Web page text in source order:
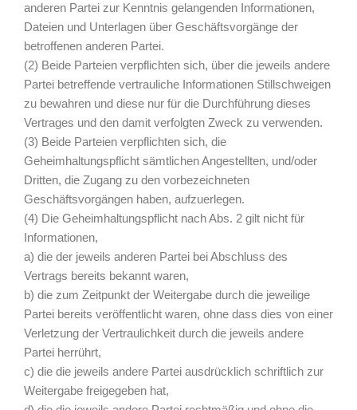
anderen Partei zur Kenntnis gelangenden Informationen,
Dateien und Unterlagen über Geschäftsvorgänge der
betroffenen anderen Partei.
(2) Beide Parteien verpflichten sich, über die jeweils andere
Partei betreffende vertrauliche Informationen Stillschweigen
zu bewahren und diese nur für die Durchführung dieses
Vertrages und den damit verfolgten Zweck zu verwenden.
(3) Beide Parteien verpflichten sich, die
Geheimhaltungspflicht sämtlichen Angestellten, und/oder
Dritten, die Zugang zu den vorbezeichneten
Geschäftsvorgängen haben, aufzuerlegen.
(4) Die Geheimhaltungspflicht nach Abs. 2 gilt nicht für
Informationen,
a) die der jeweils anderen Partei bei Abschluss des
Vertrags bereits bekannt waren,
b) die zum Zeitpunkt der Weitergabe durch die jeweilige
Partei bereits veröffentlicht waren, ohne dass dies von einer
Verletzung der Vertraulichkeit durch die jeweils andere
Partei herrührt,
c) die die jeweils andere Partei ausdrücklich schriftlich zur
Weitergabe freigegeben hat,